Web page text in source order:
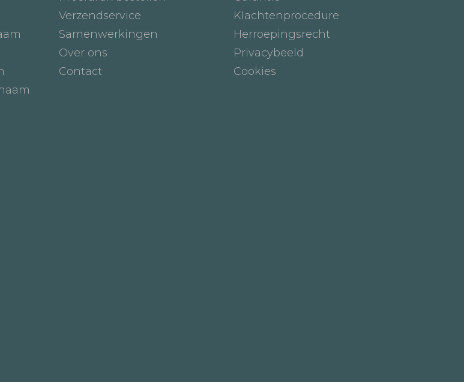
Verzendservice
Samenwerkingen
Over ons
Contact
Klachtenprocedure
Herroepingsrecht
Privacybeeld
Cookies